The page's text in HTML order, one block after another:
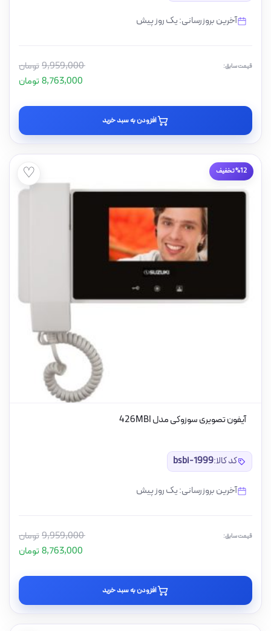
آخرین بروزرسانی: یک روز پیش
قیمت سابق: تومان
9,959,000
تومان
افزودن به سبد خرید
%12 تخفیف ♡
آیفون تصویری سوزوکی مدل 426MBI
کد کالا:bsbi-1999
آخرین بروزرسانی: یک روز پیش
قیمت سابق: تومان
9,959,000
تومان
افزودن به سبد خرید